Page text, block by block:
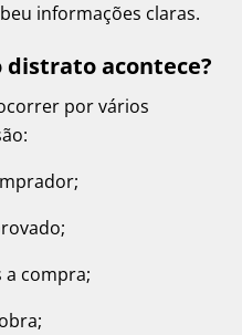
informações claras.
distrato acontece?
por vários
compra;